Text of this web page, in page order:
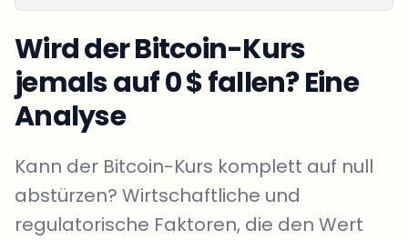
Wird der Bitcoin-Kurs
jemals auf 0 $ fallen? Eine
Analyse
Kann der Bitcoin-Kurs komplett auf null
abstürzen? Wirtschaftliche und
regulatorische Faktoren, die den Wert